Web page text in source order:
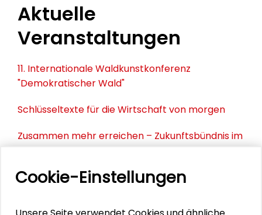
Aktuelle
Veranstaltungen
11. Internationale Waldkunstkonferenz
"Demokratischer Wald"
Schlüsseltexte für die Wirtschaft von morgen
Zusammen mehr erreichen – Zukunftsbündnis im
Dialog
Schader-Festival 2026
Cookie-Einstellungen